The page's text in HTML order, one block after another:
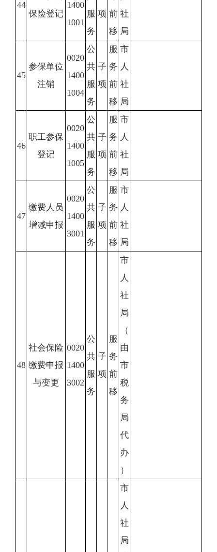
44
保险登记
1400
1001
服
务
项 前
移
社
局
45
参保单位
注销
0020
1400
1004
公
共
服
务
子
项
服
务
前
移
市
人
社
局
46
职工参保
登记
0020
1400
1005
公
共
服
务
子
项
服
务
前
移
市
人
社
局
47
缴费人员
增减申报
0020
1400
3001
公
共
服
务
子
项
服
务
前
移
市
人
社
局
48
社会保险
缴费申报
与变更
0020
1400
3002
公
共
服
务
子
项
服
务
前
移
市
人
社
局
（
由
市
税
务
局
代
办
）
市
人
社
局